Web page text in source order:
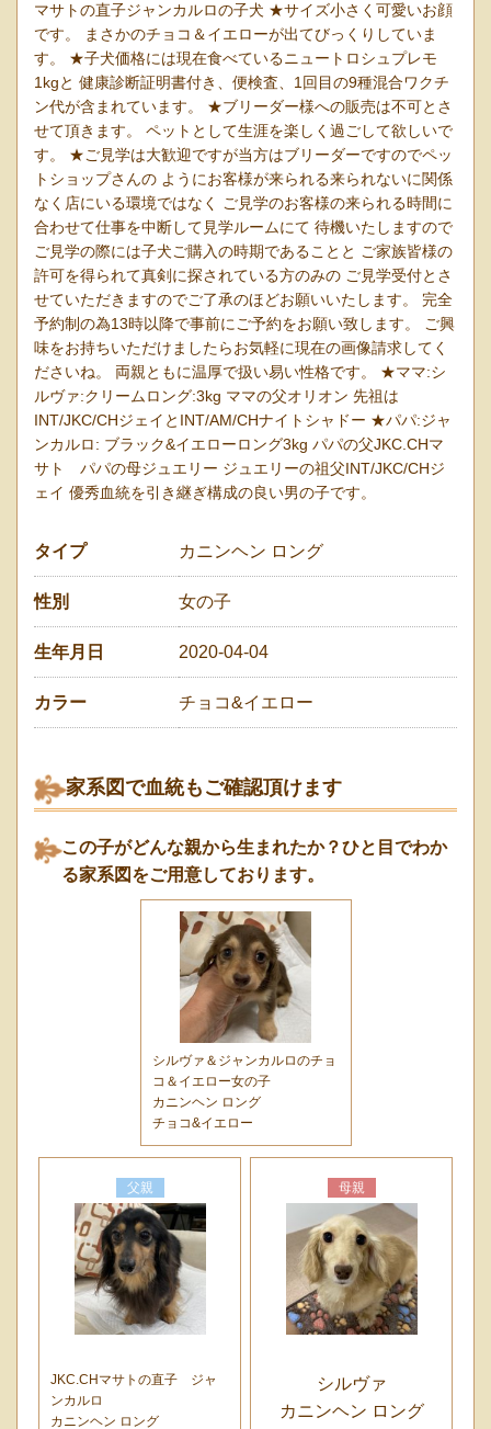
マサトの直子ジャンカルロの子犬 ★サイズ小さく可愛いお顔
です。 まさかのチョコ＆イエローが出てびっくりしていま
す。 ★子犬価格には現在食べているニュートロシュプレモ
1kgと 健康診断証明書付き、便検査、1回目の9種混合ワクチ
ン代が含まれています。 ★ブリーダー様への販売は不可とさ
せて頂きます。 ペットとして生涯を楽しく過ごして欲しいで
す。 ★ご見学は大歓迎ですが当方はブリーダーですのでペッ
トショップさんの ようにお客様が来られる来られないに関係
なく店にいる環境ではなく ご見学のお客様の来られる時間に
合わせて仕事を中断して見学ルームにて 待機いたしますので
ご見学の際には子犬ご購入の時期であることと ご家族皆様の
許可を得られて真剣に探されている方のみの ご見学受付とさ
せていただきますのでご了承のほどお願いいたします。 完全
予約制の為13時以降で事前にご予約をお願い致します。 ご興
味をお持ちいただけましたらお気軽に現在の画像請求してく
ださいね。 両親ともに温厚で扱い易い性格です。 ★ママ:シ
ルヴァ:クリームロング:3kg ママの父オリオン 先祖は
INT/JKC/CHジェイとINT/AM/CHナイトシャドー ★パパ:ジャ
ンカルロ: ブラック&イエローロング3kg パパの父JKC.CHマ
サト パパの母ジュエリー ジュエリーの祖父INT/JKC/CHジ
ェイ 優秀血統を引き継ぎ構成の良い男の子です。
タイプ カニンヘン ロング
性別 女の子
生年月日 2020-04-04
カラー チョコ&イエロー
家系図で血統もご確認頂けます
この子がどんな親から生まれたか？ひと目でわか
る家系図をご用意しております。
シルヴァ＆ジャンカルロのチョ
コ＆イエロー女の子
カニンヘン ロング
チョコ&イエロー
父親
JKC.CHマサトの直子 ジャ
ンカルロ
カニンヘン ロング
母親
シルヴァ
カニンヘン ロング